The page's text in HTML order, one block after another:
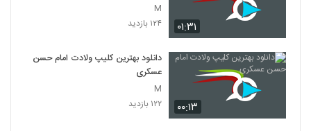
۰۱:۳۱
M
۱۲۴ بازدید
۰۰:۱۳
دانلود بهترین کلیپ ولادت امام حسن
عسکری
M
۱۲۲ بازدید